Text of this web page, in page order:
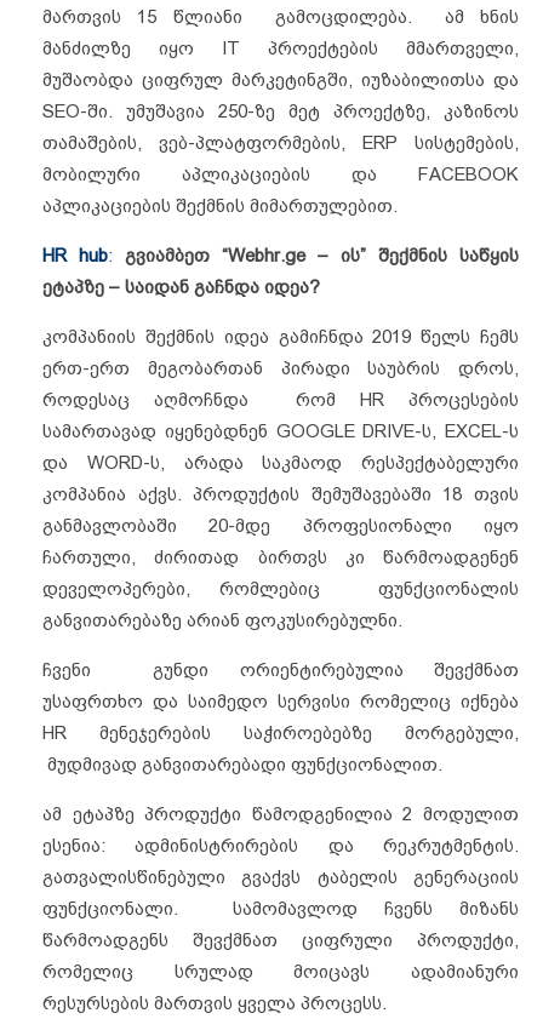
მართვის 15 წლიანი გამოცდილება. ამ ხნის
მანძილზე იყო IT პროექტების მმართველი,
მუშაობდა ციფრულ მარკეტინგში, იუზაბილითსა და
SEO-ში. უმუშავია 250-ზე მეტ პროექტზე, კაზინოს
თამაშების, ვებ-პლატფორმების, ERP სისტემების,
მობილური აპლიკაციების და FACEBOOK
აპლიკაციების შექმნის მიმართულებით.
HR hub: გვიამბეთ “Webhr.ge – ის” შექმნის საწყის
ეტაპზე – საიდან გაჩნდა იდეა?
კომპანიის შექმნის იდეა გამიჩნდა 2019 წელს ჩემს
ერთ-ერთ მეგობართან პირადი საუბრის დროს,
როდესაც აღმოჩნდა რომ HR პროცესების
სამართავად იყენებდნენ GOOGLE DRIVE-ს, EXCEL-ს
და WORD-ს, არადა საკმაოდ რესპექტაბელური
კომპანია აქვს. პროდუქტის შემუშავებაში 18 თვის
განმავლობაში 20-მდე პროფესიონალი იყო
ჩართული, ძირითად ბირთვს კი წარმოადგენენ
დეველოპერები, რომლებიც ფუნქციონალის
განვითარებაზე არიან ფოკუსირებულნი.
ჩვენი გუნდი ორიენტირებულია შევქმნათ
უსაფრთხო და საიმედო სერვისი რომელიც იქნება
HR მენეჯერების საჭიროებებზე მორგებული,
მუდმივად განვითარებადი ფუნქციონალით.
ამ ეტაპზე პროდუქტი წამოდგენილია 2 მოდულით
ესენია: ადმინისტრირების და რეკრუტმენტის.
გათვალისწინებული გვაქვს ტაბელის გენერაციის
ფუნქციონალი. სამომავლოდ ჩვენს მიზანს
წარმოადგენს შევქმნათ ციფრული პროდუქტი,
რომელიც სრულად მოიცავს ადამიანური
რესურსების მართვის ყველა პროცესს.